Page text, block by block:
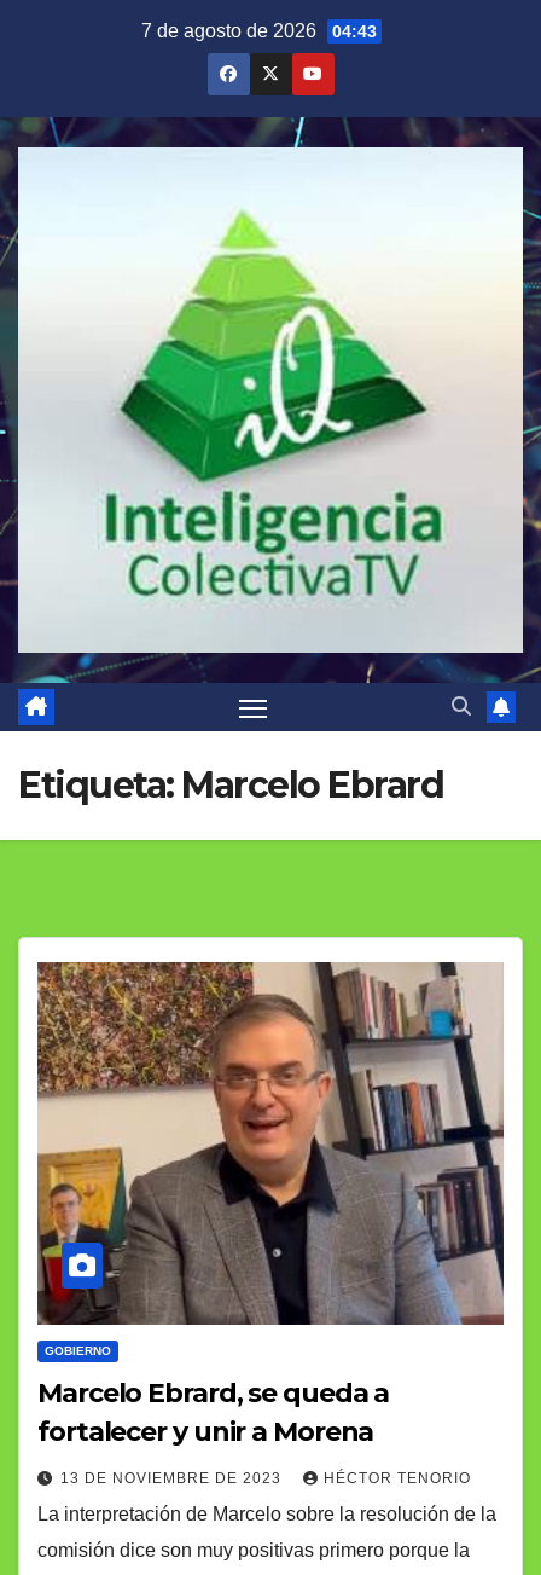
7 de agosto de 2026 04:43
Etiqueta: Marcelo Ebrard
GOBIERNO
Marcelo Ebrard, se queda a
fortalecer y unir a Morena
13 DE NOVIEMBRE DE 2023 HÉCTOR TENORIO
La interpretación de Marcelo sobre la resolución de la
comisión dice son muy positivas primero porque la